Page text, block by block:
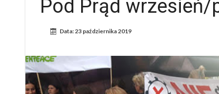
Pod Prąd
Data:23 października 2019